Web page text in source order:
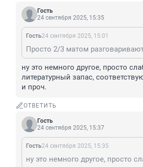
Гость
24 сентября 2025, 15:35
Гость24 сентября 2025, 15:01
ну это немного другое, просто
литературный запас,
и проч.
ОТВЕТИТЬ
Гость
24 сентября 2025, 15:37
Гость24 сентября 2025, 15:35